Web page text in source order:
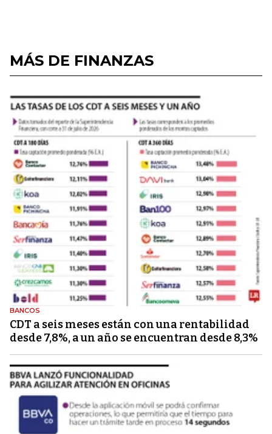
MÁS DE FINANZAS
BANCOS
CDT a seis meses están con una rentabilidad
desde 7,8%, a un año se encuentran desde 8,3%